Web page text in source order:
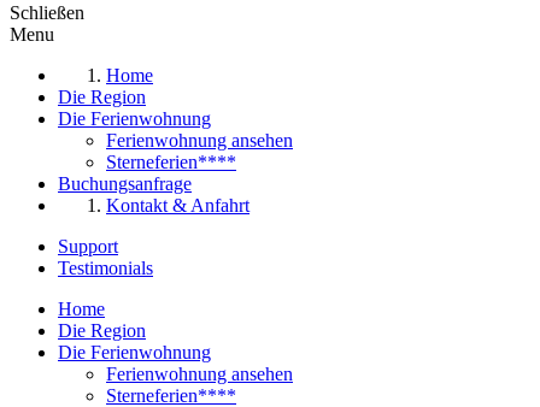
Schließen
Menu
Home
Die Region
Die Ferienwohnung
Ferienwohnung ansehen
Sterneferien****
Buchungsanfrage
Kontakt & Anfahrt
Support
Testimonials
Home
Die Region
Die Ferienwohnung
Ferienwohnung ansehen
Sterneferien****